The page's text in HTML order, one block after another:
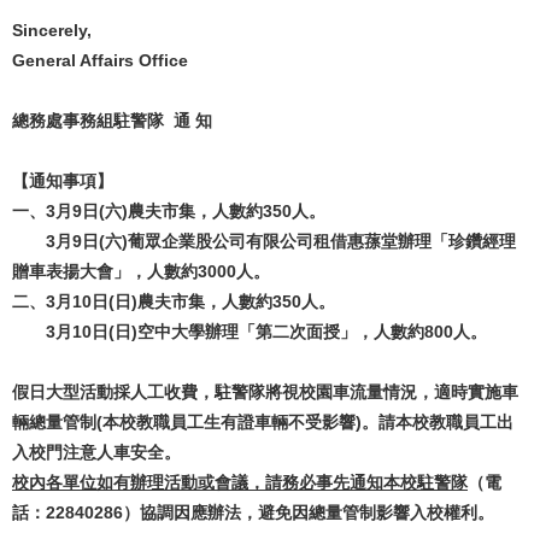
Sincerely,
General Affairs Office
總務處事務組駐警隊 通 知
【通知事項】
一、3月9日(六)農夫市集，人數約350人。
3月9日(六)葡眾企業股公司有限公司租借惠蓀堂辦理「珍鑽經理
贈車表揚大會」，人數約3000人。
二、3月10日(日)農夫市集，人數約350人。
3月10日(日)空中大學辦理「第二次面授」，人數約800人。
假日大型活動採人工收費，駐警隊將視校園車流量情況，適時實施車
輛總量管制(本校教職員工生有證車輛不受影響)。請本校教職員工出
入校門注意人車安全。
校內各單位如有辦理活動或會議，請務必事先通知本校駐警隊（電
話：22840286）協調因應辦法，避免因總量管制影響入校權利。